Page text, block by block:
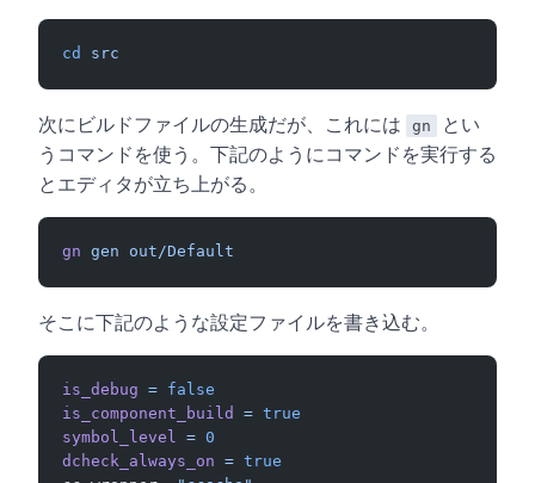
cd src
次にビルドファイルの生成だが、これには gn
とい
うコマンドを使う。下記のようにコマンドを実行する
とエディタが立ち上がる。
gn gen out/Default
そこに下記のような設定ファイルを書き込む。
is_debug = false
is_component_build = true
symbol_level = 0
dcheck_always_on = true